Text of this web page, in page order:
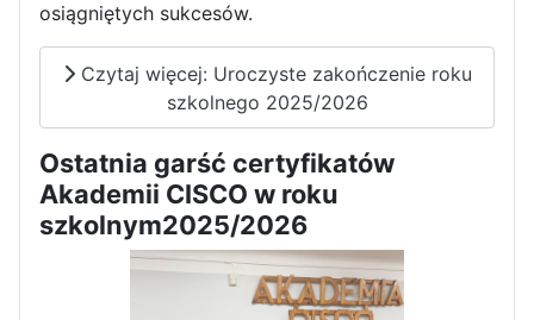
Apel z okazji 235-tej rocznicy
uchwalenia Konstytucji 3 Maja
osiągniętych sukcesów.
Czytaj więcej: Uroczyste zakończenie roku
szkolnego 2025/2026
Ostatnia garść certyfikatów
Akademii CISCO w roku
szkolnym2025/2026